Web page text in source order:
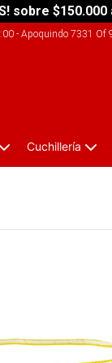
sobre
- Apoquindo 7331 Of
Cuchillería